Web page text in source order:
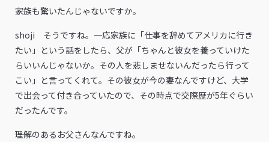
――家族も驚いたんじゃないですか。
shoji そうですね。一応家族に「仕事を辞めてアメリカに行き
たい」という話をしたら、父が「ちゃんと彼女を養っていけた
らいいんじゃないか。その人を悲しませないんだったら行って
こい」と言ってくれて。その彼女が今の妻なんですけど、大学
で出会って付き合っていたので、その時点で交際歴が5年ぐらい
だったんです。
――理解のあるお父さんなんですね。